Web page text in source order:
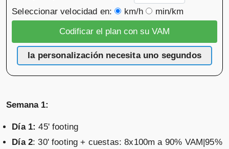
Seleccionar velocidad en:
km/h min/km
la personalización necesita uno segundos
Semana 1:
Día 1: 45' footing
Día 2: 30' footing + cuestas: 8x100m a 90% VAM|95%